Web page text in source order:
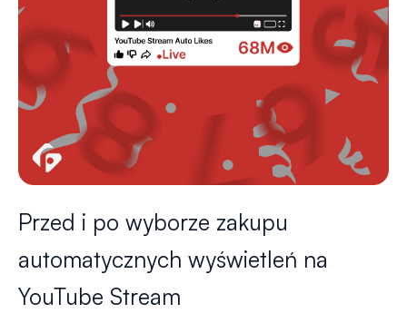
Przed i po wyborze zakupu
automatycznych wyświetleń na
YouTube Stream